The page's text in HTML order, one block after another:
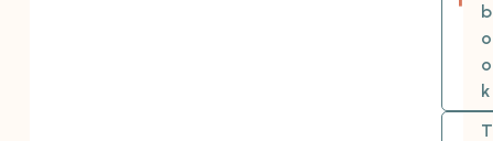
b
o
o
k
T